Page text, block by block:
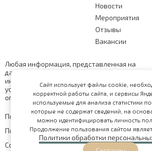
Новости
Мероприятия
Отзывы
Вакансии
Любая информация, представленная на
данном сайте, носит исключительно
информационный характер и ни при каких
условиях не является публичной офертой,
определяемой положениями статьи 437 ГК
Политика обработки персональных данных
Политика конфиденциальности
Согласие на обработку персональных
Сайт использует файлы cookie,
корректной работы сайта, и сервисы
используемые для анализа статистики
которые не содержат сведений, на
можно идентифицировать личность
Продолжение пользования сайтом
Политики обработки